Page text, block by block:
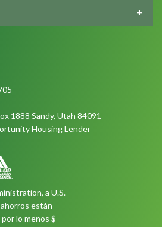
1888 Sandy, Utah 84091
Housing Lender
a U.S.
están
lo menos $